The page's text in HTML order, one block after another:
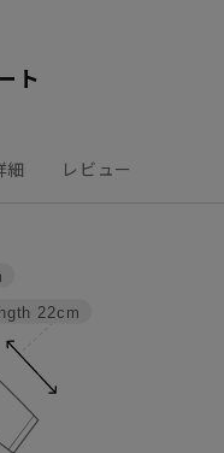
ト
細 レビュー
22cm